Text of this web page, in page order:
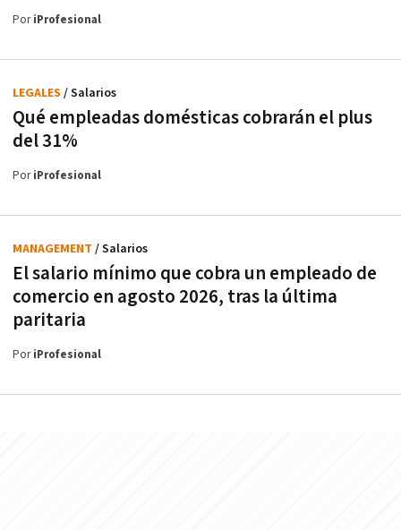
PoriProfesional
Qué empleadas domésticas cobrarán el plus
del 31%
LEGALES / Salarios
PoriProfesional
El salario mínimo que cobra un empleado de
comercio en agosto 2026, tras la última
paritaria
MANAGEMENT / Salarios
PoriProfesional